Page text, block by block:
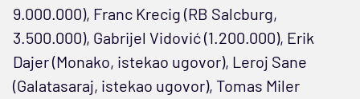
9.000.000), Franc Krecig (RB Salcburg,
3.500.000), Gabrijel Vidović (1.200.000), Erik
Dajer (Monako, istekao ugovor), Leroj Sane
(Galatasaraj, istekao ugovor), Tomas Miler